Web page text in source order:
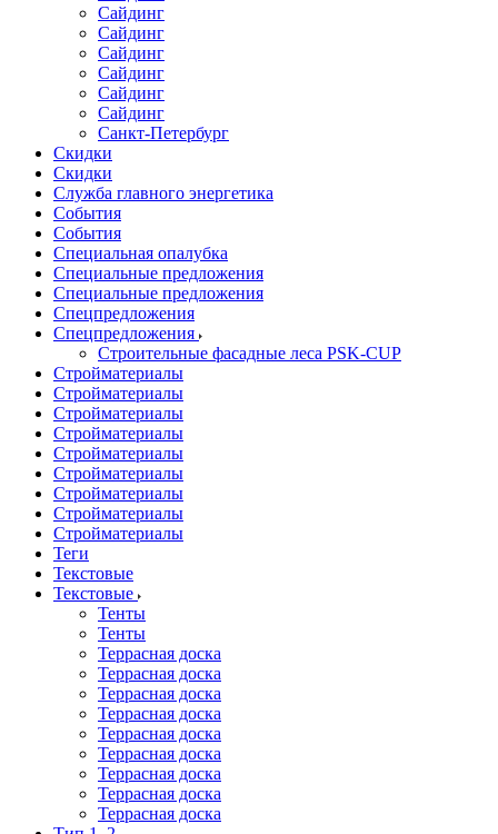
Сайдинг
Сайдинг
Сайдинг
Сайдинг
Сайдинг
Сайдинг
Санкт-Петербург
Скидки
Скидки
Служба главного энергетика
События
События
Специальная опалубка
Специальные предложения
Специальные предложения
Спецпредложения
Спецпредложения
Строительные фасадные леса PSK-CUP
Стройматериалы
Стройматериалы
Стройматериалы
Стройматериалы
Стройматериалы
Стройматериалы
Стройматериалы
Стройматериалы
Стройматериалы
Теги
Текстовые
Текстовые
Тенты
Тенты
Террасная доска
Террасная доска
Террасная доска
Террасная доска
Террасная доска
Террасная доска
Террасная доска
Террасная доска
Террасная доска